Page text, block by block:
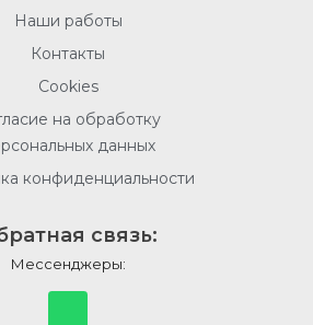
Наши работы
Контакты
Cookies
на обработку
данных
конфиденциальности
связь:
Мессенджеры: